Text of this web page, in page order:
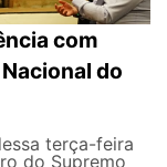
com
do
terça-feira
do Supremo